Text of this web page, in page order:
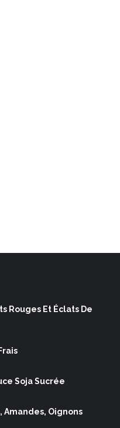
Rouges Et Éclats De
Soja Sucrée
Amandes, Oignons